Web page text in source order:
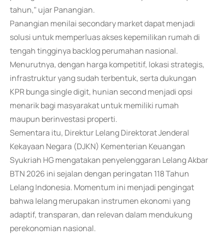
tahun," ujar Panangian.
Panangian menilai secondary market dapat menjadi
solusi untuk memperluas akses kepemilikan rumah di
tengah tingginya backlog perumahan nasional.
Menurutnya, dengan harga kompetitif, lokasi strategis,
infrastruktur yang sudah terbentuk, serta dukungan
KPR bunga single digit, hunian second menjadi opsi
menarik bagi masyarakat untuk memiliki rumah
maupun berinvestasi properti.
Sementara itu, Direktur Lelang Direktorat Jenderal
Kekayaan Negara (DJKN) Kementerian Keuangan
Syukriah HG mengatakan penyelenggaran Lelang Akbar
BTN 2026 ini sejalan dengan peringatan 118 Tahun
Lelang Indonesia. Momentum ini menjadi pengingat
bahwa lelang merupakan instrumen ekonomi yang
adaptif, transparan, dan relevan dalam mendukung
perekonomian nasional.